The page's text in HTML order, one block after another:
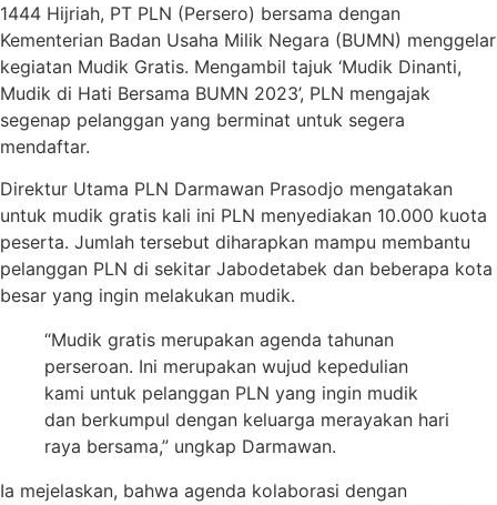
1444 Hijriah, PT PLN (Persero) bersama dengan
Kementerian Badan Usaha Milik Negara (BUMN) menggelar
kegiatan Mudik Gratis. Mengambil tajuk ‘Mudik Dinanti,
Mudik di Hati Bersama BUMN 2023’, PLN mengajak
segenap pelanggan yang berminat untuk segera
mendaftar.
Direktur Utama PLN Darmawan Prasodjo mengatakan
untuk mudik gratis kali ini PLN menyediakan 10.000 kuota
peserta. Jumlah tersebut diharapkan mampu membantu
pelanggan PLN di sekitar Jabodetabek dan beberapa kota
besar yang ingin melakukan mudik.
“Mudik gratis merupakan agenda tahunan
perseroan. Ini merupakan wujud kepedulian
kami untuk pelanggan PLN yang ingin mudik
dan berkumpul dengan keluarga merayakan hari
raya bersama,” ungkap Darmawan.
Ia mejelaskan, bahwa agenda kolaborasi dengan